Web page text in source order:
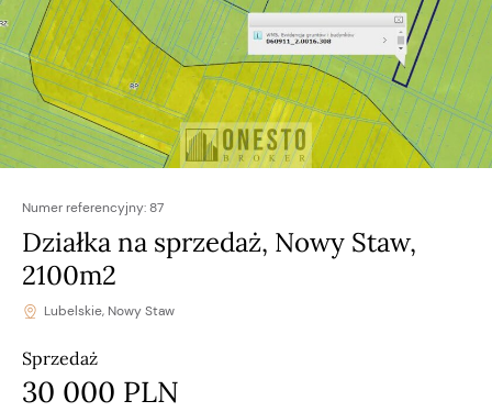
Numer referencyjny:87
Działka na sprzedaż, Nowy Staw,
2100m2
Lubelskie, Nowy Staw
Sprzedaż
30 000 PLN